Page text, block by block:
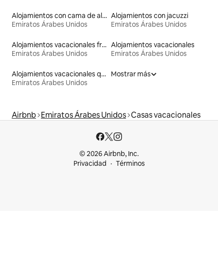
Alojamientos con cama de altura accesible
Emiratos Árabes Unidos
Alojamientos con jacuzzi
Emiratos Árabes Unidos
Alojamientos vacacionales frente a la playa
Emiratos Árabes Unidos
Alojamientos vacacionales
Emiratos Árabes Unidos
Alojamientos vacacionales que admiten mascotas
Emiratos Árabes Unidos
Mostrar más
Airbnb Emiratos Árabes Unidos Casas vacacionales
© 2026 Airbnb, Inc.
Privacidad
Términos